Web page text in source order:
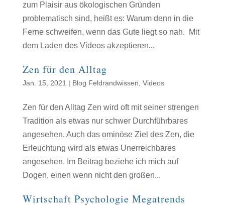
zum Plaisir aus ökologischen Gründen
problematisch sind, heißt es: Warum denn in die
Ferne schweifen, wenn das Gute liegt so nah. Mit
dem Laden des Videos akzeptieren...
Zen für den Alltag
Jan. 15, 2021 | Blog Feldrandwissen Videos
Zen für den Alltag Zen wird oft mit seiner strengen
Tradition als etwas nur schwer Durchführbares
angesehen. Auch das ominöse Ziel des Zen, die
Erleuchtung wird als etwas Unerreichbares
angesehen. Im Beitrag beziehe ich mich auf
Dogen, einen wenn nicht den großen...
Wirtschaft Psychologie Megatrends